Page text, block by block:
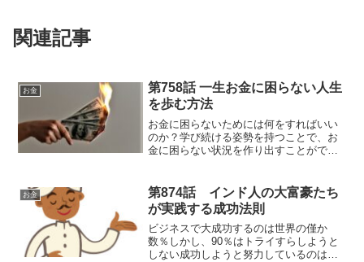
関連記事
お金
第758話 一生お金に困らない人生
を歩む方法
お金に困らないためには何をすればいい
のか？学び続ける姿勢を持つことで、お
金に困らない状況を作り出すことができ
以上、稼ぐことは正義であり、お金の知
識は必須
お金
第874話 インド人の大富豪たち
が実践する成功法則
ビジネスで大成功するのは世界の僅か
数％しかし、90％はトライすらしようと
しない成功しようと努力しているのは